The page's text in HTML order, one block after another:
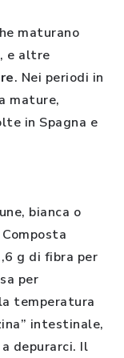
maturano
, e altre
. Nei periodi in
mature,
in Spagna e
bianca o
g di fibra per
per
temperatura
intestinale,
depurarci. Il